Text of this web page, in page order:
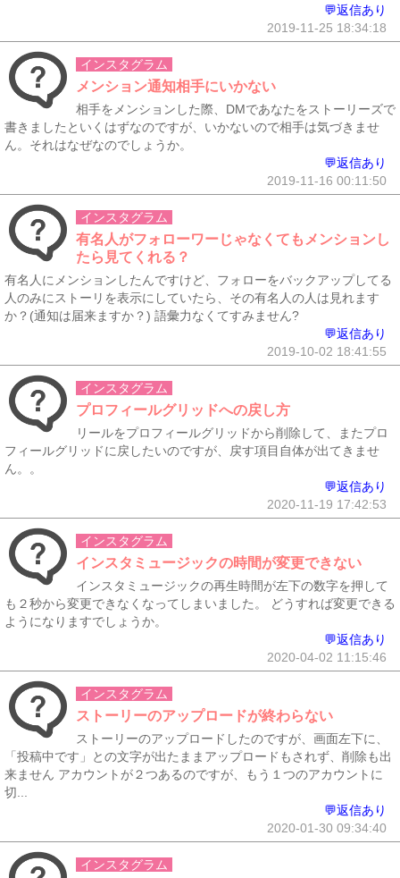
💬返信あり
2019-11-25 18:34:18
インスタグラム
メンション通知相手にいかない
相手をメンションした際、DMであなたをストーリーズで
書きましたといくはずなのですが、いかないので相手は気づきませ
ん。それはなぜなのでしょうか。
💬返信あり
2019-11-16 00:11:50
インスタグラム
有名人がフォローワーじゃなくてもメンションし
たら見てくれる？
有名人にメンションしたんですけど、フォローをバックアップしてる
人のみにストーリを表示にしていたら、その有名人の人は見れます
か？(通知は届来ますか？) 語彙力なくてすみません?
💬返信あり
2019-10-02 18:41:55
インスタグラム
プロフィールグリッドへの戻し方
リールをプロフィールグリッドから削除して、またプロ
フィールグリッドに戻したいのですが、戻す項目自体が出てきませ
ん。。
💬返信あり
2020-11-19 17:42:53
インスタグラム
インスタミュージックの時間が変更できない
インスタミュージックの再生時間が左下の数字を押して
も２秒から変更できなくなってしまいました。 どうすれば変更できる
ようになりますでしょうか。
💬返信あり
2020-04-02 11:15:46
インスタグラム
ストーリーのアップロードが終わらない
ストーリーのアップロードしたのですが、画面左下に、
「投稿中です」との文字が出たままアップロードもされず、削除も出
来ません アカウントが２つあるのですが、もう１つのアカウントに
切...
💬返信あり
2020-01-30 09:34:40
インスタグラム